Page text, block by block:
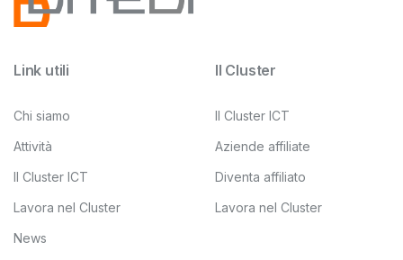
Link utili
Chi siamo
Attività
Il Cluster ICT
Lavora nel Cluster
News
Il Cluster
Il Cluster ICT
Aziende affiliate
Diventa affiliato
Lavora nel Cluster